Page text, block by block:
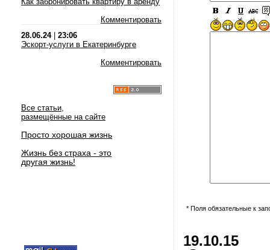
Комментировать
28.06.24| 23:06
Эскорт-услуги в Екатеринбурге
Комментировать
Все статьи,
размещённые на сайте
Просто хорошая жизнь
Жизнь без страха - это
другая жизнь!
* Поля обязательные к
19.10.15